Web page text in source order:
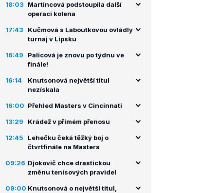
18:03
Martincová podstoupila další
operaci kolena
17:43
Kučmová s Laboutkovou ovládly
turnaj v Lipsku
16:49
Palicová je znovu po týdnu ve
finále!
16:14
Knutsonová největší titul
nezískala
16:00 Přehled Masters v Cincinnati
13:29 Krádež v přímém přenosu
12:45
Lehečku čeká těžký boj o
čtvrtfinále na Masters
09:26 Djokovič chce drastickou
změnu tenisových pravidel
09:00 Knutsonová o největší titul,